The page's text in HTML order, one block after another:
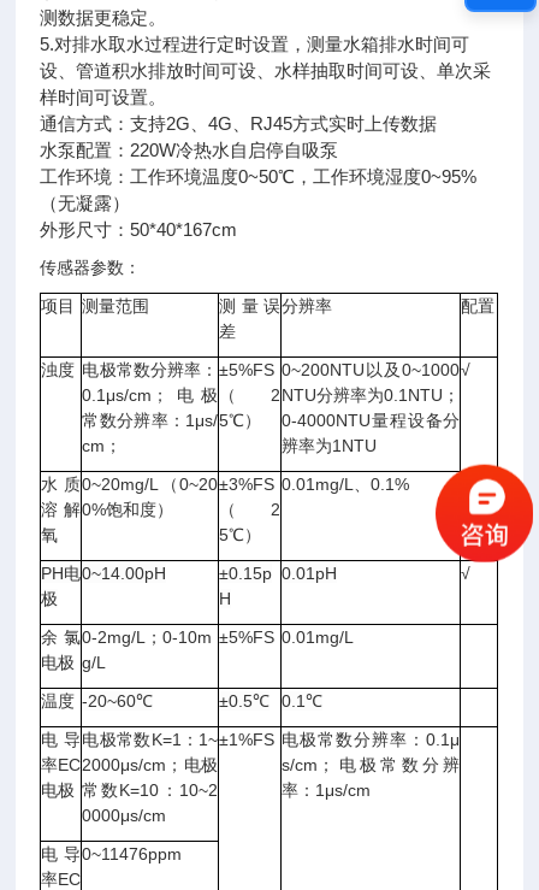
测数据更稳定。
5.对排水取水过程进行定时设置，测量水箱排水时间可
设、管道积水排放时间可设、水样抽取时间可设、单次采
样时间可设置。
通信方式：支持2G、4G、RJ45方式实时上传数据
水泵配置：220W冷热水自启停自吸泵
工作环境：工作环境温度0~50℃，工作环境湿度0~95%
（无凝露）
外形尺寸：50*40*167cm
传感器参数：
项目 测量范围
测量误
差
分辨率 配置
浊度 电极常数分辨率：
0.1μs/cm；电极
常数分辨率：1μs/
cm；
±5%FS
（2
5℃）
0~200NTU以及0~1000
NTU分辨率为0.1NTU；
0-4000NTU量程设备分
辨率为1NTU
√
水质
溶解
氧
0~20mg/L（0~20
0%饱和度）
±3%FS
（2
5℃）
0.01mg/L、0.1% √
PH电
极
0~14.00pH
±0.15p
H
0.01pH √
余氯
电极
0-2mg/L；0-10m
g/L
±5%FS 0.01mg/L
温度 -20~60℃ ±0.5℃
0.1℃
电导
率EC
电极
电极常数K=1：1~
2000μs/cm；电极
常数K=10：10~2
0000μs/cm
±1%FS 电极常数分辨率：0.1μ
s/cm；电极常数分辨
率：1μs/cm
电导
率EC
0~11476ppm